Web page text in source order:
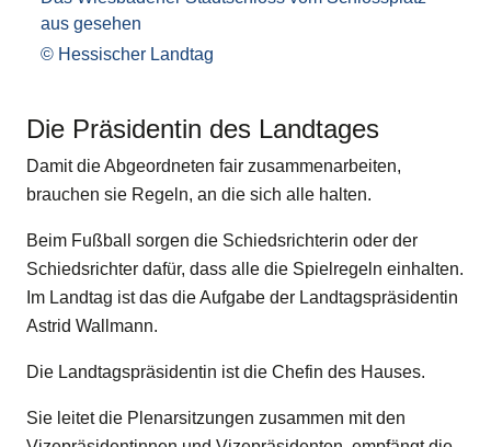
aus gesehen
Hessischer Landtag
Die Präsidentin des Landtages
Damit die Abgeordneten fair zusammenarbeiten,
brauchen sie Regeln, an die sich alle halten.
Beim Fußball sorgen die Schiedsrichterin oder der
Schiedsrichter dafür, dass alle die Spielregeln einhalten.
Im Landtag ist das die Aufgabe der Landtagspräsidentin
Astrid Wallmann.
Die Landtagspräsidentin ist die Chefin des Hauses.
Sie leitet die Plenarsitzungen zusammen mit den